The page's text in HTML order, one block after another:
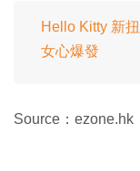
Hello Kitty 新
女心爆發
Source：ezone.hk